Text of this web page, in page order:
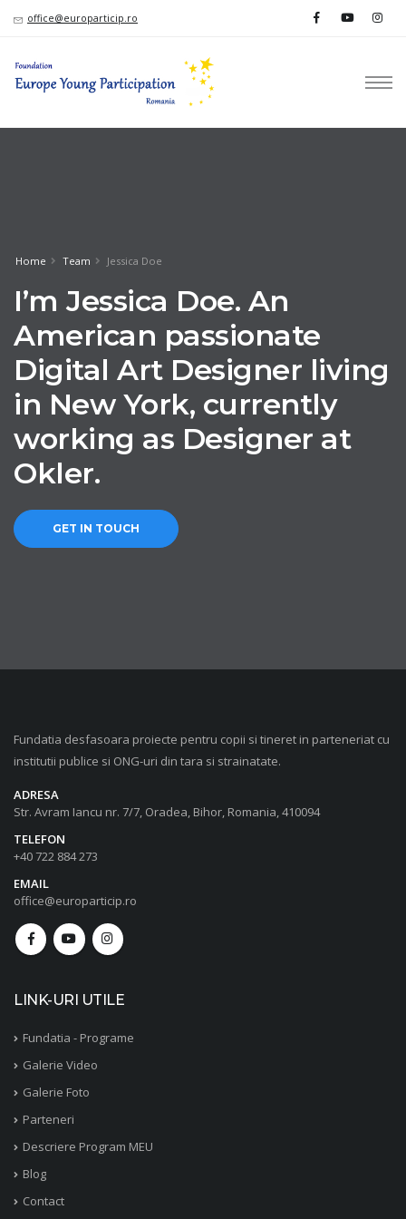
office@europarticip.ro
Home Team Jessica Doe
I’m Jessica Doe. An
American passionate
Digital Art Designer living
in New York, currently
working as Designer at
Okler.
GET IN TOUCH
Fundatia desfasoara proiecte pentru copii si tineret in parteneriat cu
institutii publice si ONG-uri din tara si strainatate.
ADRESA
Str. Avram Iancu nr. 7/7, Oradea, Bihor, Romania, 410094
TELEFON
+40 722 884 273
EMAIL
office@europarticip.ro
LINK-URI UTILE
Fundatia - Programe
Galerie Video
Galerie Foto
Parteneri
Descriere Program MEU
Blog
Contact